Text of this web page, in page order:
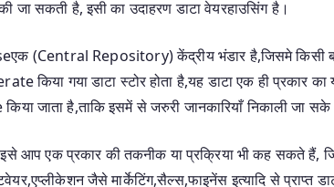
जा सकती है, इसी का उदाहरण डाटा वेयरहाउसिंग है।
(Central Repository) केंद्रीय भंडार है,जिसमे किसी
किया गया डाटा स्टोर होता है,यह डाटा एक ही प्रकार का
जाता है,ताकि इसमें से जरुरी जानकारियाँ निकाली जा
इसे आप एक प्रकार की तकनीक या प्रक्रिया भी कह सकते
जैसे मार्केटिंग,सैल्स,फाइनेंस इत्यादि से प्राप्त